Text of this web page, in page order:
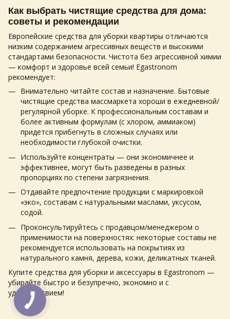
Как выбрать чистящие средства для дома:
советы и рекомендации
Европейские средства для уборки квартиры отличаются
низким содержанием агрессивных веществ и высокими
стандартами безопасности. Чистота без агрессивной химии
— комфорт и здоровье всей семьи! Egastronom
рекомендует:
Внимательно читайте состав и назначение. Бытовые
чистящие средства массмаркета хороши в ежедневной/
регулярной уборке. К профессиональным составам и
более активным формулам (с хлором, аммиаком)
придется прибегнуть в сложных случаях или
необходимости глубокой очистки.
Используйте концентраты — они экономичнее и
эффективнее, могут быть разведены в разных
пропорциях по степени загрязнения.
Отдавайте предпочтение продукции с маркировкой
«эко», составам с натуральными маслами, уксусом,
содой.
Проконсультируйтесь с продавцом/менеджером о
применимости на поверхностях: некоторые составы не
рекомендуется использовать на покрытиях из
натурального камня, дерева, кожи, деликатных тканей.
Купите средства для уборки и аксессуары в Egastronom —
убирайте быстро и безупречно, экономно и с
удовольствием!